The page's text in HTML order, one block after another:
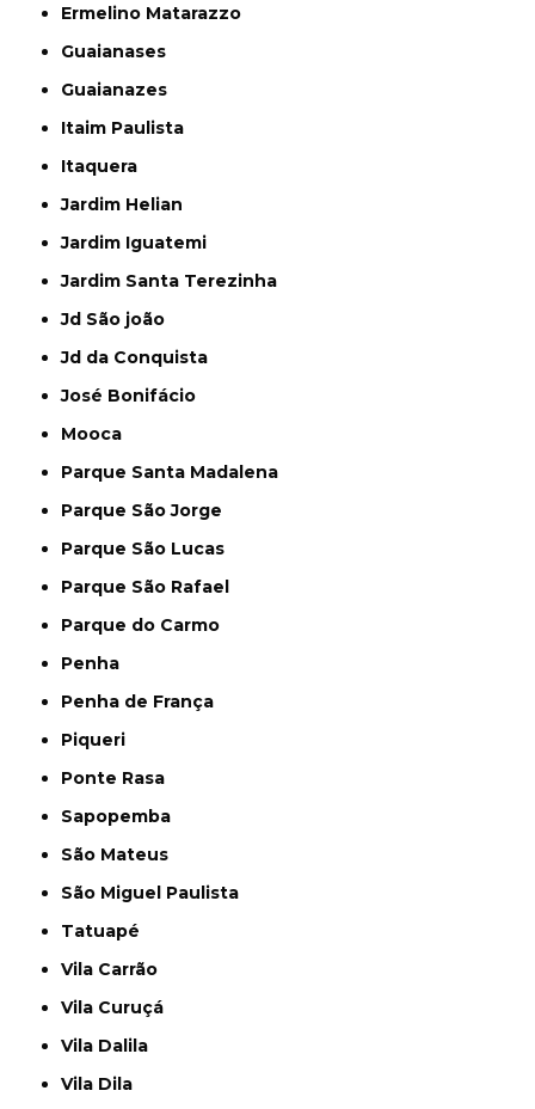
Ermelino Matarazzo
Guaianases
Guaianazes
Itaim Paulista
Itaquera
Jardim Helian
Jardim Iguatemi
Jardim Santa Terezinha
Jd São joão
Jd da Conquista
José Bonifácio
Mooca
Parque Santa Madalena
Parque São Jorge
Parque São Lucas
Parque São Rafael
Parque do Carmo
Penha
Penha de França
Piqueri
Ponte Rasa
Sapopemba
São Mateus
São Miguel Paulista
Tatuapé
Vila Carrão
Vila Curuçá
Vila Dalila
Vila Dila